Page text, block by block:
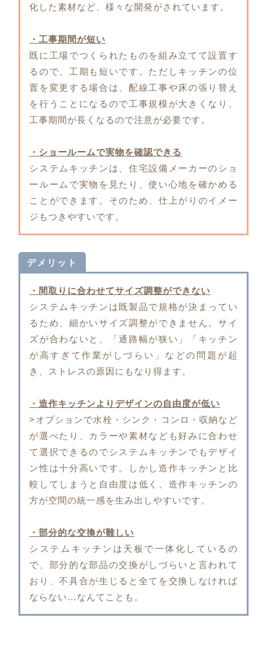
化した素材など、様々な開発がされています。
・工事期間が短い
既に工場でつくられたものを組み立てて設置す
るので、工期も短いです。ただしキッチンの位
置を変更する場合は、配線工事や床の張り替え
を行うことになるので工事規模が大きくなり、
工事期間が長くなるので注意が必要です。
・ショールームで実物を確認できる
システムキッチンは、住宅設備メーカーのショ
ールームで実物を見たり、使い心地を確かめる
ことができます。そのため、仕上がりのイメー
ジもつきやすいです。
デメリット
・間取りに合わせてサイズ調整ができない
システムキッチンは既製品で規格が決まってい
るため、細かいサイズ調整ができません。サイ
ズが合わないと、「通路幅が狭い」「キッチン
が高すぎて作業がしづらい」などの問題が起
き、ストレスの原因にもなり得ます。
・造作キッチンよりデザインの自由度が低い
>オプションで水栓・シンク・コンロ・収納など
が選べたり、カラーや素材なども好みに合わせ
て選択できるのでシステムキッチンでもデザイ
ン性は十分高いです。しかし造作キッチンと比
較してしまうと自由度は低く、造作キッチンの
方が空間の統一感を生み出しやすいです。
・部分的な交換が難しい
システムキッチンは天板で一体化しているの
で、部分的な部品の交換がしづらいと言われて
おり、不具合が生じると全てを交換しなければ
ならない…なんてことも。